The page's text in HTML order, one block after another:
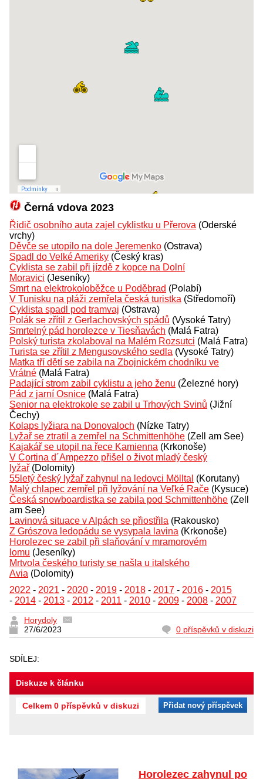
Černá vdova 2023
Řidič osobního auta zajel cyklistku u Přerova (Oderské
vrchy)
Děvče se utopilo na dole Jeremenko (Ostrava)
Spadl do Velké Ameriky (Český kras)
Cyklista se zabil při jízdě z kopce na Dolní
Moravici (Jeseníky)
Smrt na elektrokoloběžce u Poděbrad (Polabí)
V Tunisku na pláži zemřela česká turistka (Středomoří)
Cyklista spadl pod tramvaj (Ostrava)
Polák se zřítil z Gerlachovských spádů (Vysoké Tatry)
Smrtelný pád horolezce v Tiesňavách (Malá Fatra)
Polský turista zkolaboval na Malém Rozsutci (Malá Fatra)
Turista se zřítil z Mengusovského sedla (Vysoké Tatry)
Matka tří dětí se zabila na Zbojnickém chodníku ve
Vrátné (Malá Fatra)
Padající strom zabil cyklistu a jeho ženu (Železné hory)
Pád z jarní Osnice (Malá Fatra)
Senior na elektrokole se zabil u Trhových Svinů (Jižní
Čechy)
Kolaps lyžiara na Donovaloch (Nízke Tatry)
Lyžař se ztratil a zemřel na Schmittenhöhe (Zell am See)
Kajakář se utopil na řece Kamienna (Krkonoše)
V Cortina d´Ampezzo přišel o život mladý český
lyžař (Dolomity)
55letý český lyžař zahynul na ledovci Mölltal (Korutany)
Malý chlapec zemřel při lyžování na Veľké Rače (Kysuce)
Česká snowboardistka se zabila pod Schmittenhöhe (Zell
am See)
Lavinová situace v Alpách se přiostřila (Rakousko)
Z Grószova ledopádu se vysypala lavina (Krkonoše)
Horolezec se zabil při slaňování v mramorovém
lomu (Jeseníky)
Mrtvola českého turisty se našla u italského
Avia (Dolomity)
2022 - 2021 - 2020 - 2019 - 2018 - 2017 - 2016 - 2015
- 2014 - 2013 - 2012 - 2011 - 2010 - 2009 - 2008 - 2007
Horydoly
27/6/2023
0 příspěvků v diskuzi
SDÍLEJ:
Diskuze k článku
Celkem 0 příspěvků v diskuzi Přidat nový příspěvek
Horolezec zahynul po